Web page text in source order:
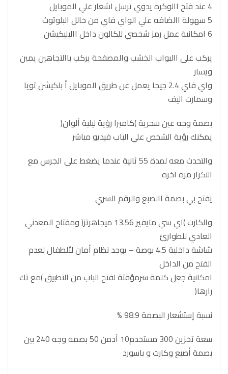
4 عند فتح االوكره يدوي ترسل اشعار علي الموبايل
5 سهولة االضافه علي الواي فاي من خالل البلوتوث
6 امكانية عمل رمز شخصي للكالون داخل االبليكيشن
يركب على االبواب الخشب والمصفحة يركب باالتجاهين يمين
ويسار
واي فاي 2.4 جيجا يعمل عن طريق الموبايل أ بلكيشن تويا
وسمارت اليف
بصمة وجه عين سحرية )كاميرا رؤية ليلية ألوان(
يمكنك رؤية الشخص علي الباب فيديو مباشر
والتحدث معه لمدة 55 ثانية عندما يضغط على الجرس مع
التكرار مره اخره
يفتح بي بصمة االصبع والرقم السري
والكارت )اي سي مايفير 13.56 ميجاهرتز( ومفتاح المعدني
العادي للطوارئ
شاشة داخلية 4.5 بوصة – يوجد نظام أمان لألطفال لعدم
الفتح من الداخل
امكانية جعل كلمة سرمؤقتة لفتح الباب من التطبيق )مع تك
رارها(
نسبة إستشعار البصمة 98.9 %
سعة تخزين 300 مستخدم10 أدمن 50 بصمه وجه 240 بين
بصمة أصبع وكارت و باسورد